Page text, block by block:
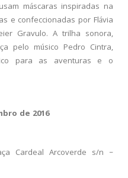
máscaras inspiradas na
e confeccionadas por Flávia
Gravulo. A trilha sonora,
pelo músico Pedro Cintra,
para as aventuras e o
de 2016
Cardeal Arcoverde s/n –